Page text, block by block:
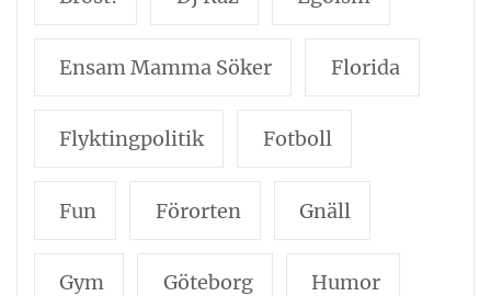
Ensam Mamma Söker Florida
Flyktingpolitik Fotboll
Fun Förorten Gnäll
Gym Göteborg Humor